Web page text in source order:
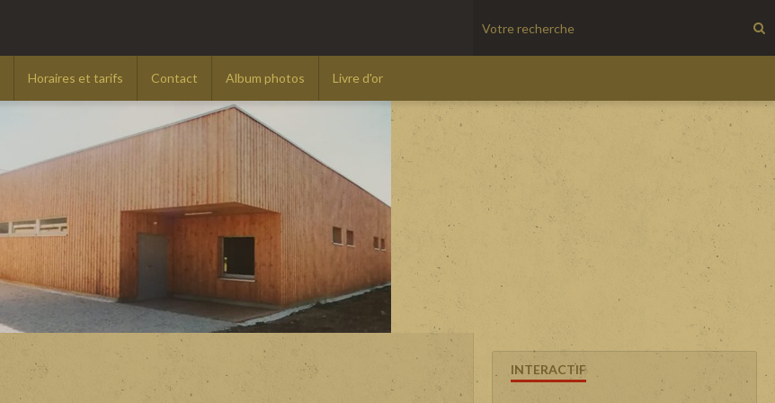
Horaires et tarifs Contact Album photos Livre d'or
INTERACTIF